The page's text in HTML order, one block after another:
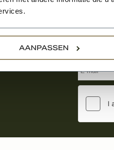
AANPASSEN